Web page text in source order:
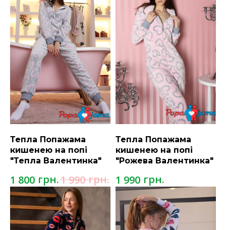
Тепла Попажама
кишенею на попі
"Тепла Валентинка"
1 800 грн.1 990 грн.
Тепла Попажама
кишенею на попі
"Рожева Валентинка"
1 990 грн.